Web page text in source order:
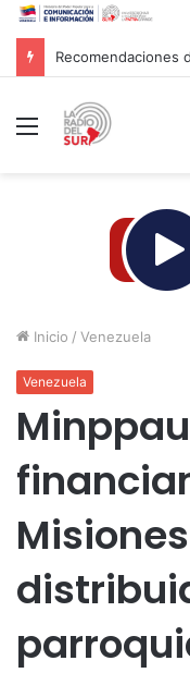
Menú
Inicio / Venezuela
Venezuela